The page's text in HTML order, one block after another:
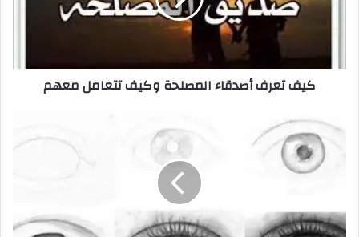
كيف تعرف أصدقاء المصلحة وكيف تتعامل معهم